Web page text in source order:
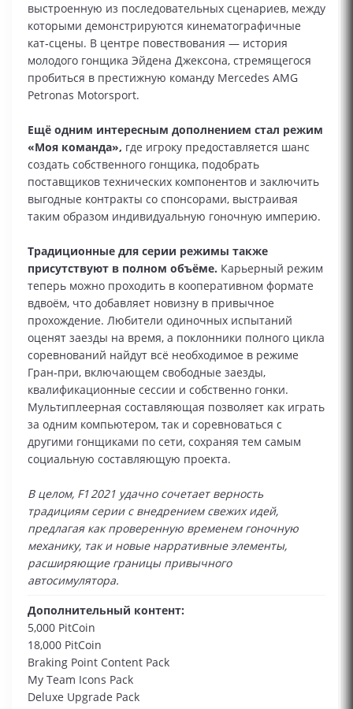
выстроенную из последовательных сценариев, между
которыми демонстрируются кинематографичные
кат‑сцены. В центре повествования — история
молодого гонщика Эйдена Джексона, стремящегося
пробиться в престижную команду Mercedes AMG
Petronas Motorsport.
Ещё одним интересным дополнением стал режим
«Моя команда», где игроку предоставляется шанс
создать собственного гонщика, подобрать
поставщиков технических компонентов и заключить
выгодные контракты со спонсорами, выстраивая
таким образом индивидуальную гоночную империю.
Традиционные для серии режимы также
присутствуют в полном объёме. Карьерный режим
теперь можно проходить в кооперативном формате
вдвоём, что добавляет новизну в привычное
прохождение. Любители одиночных испытаний
оценят заезды на время, а поклонники полного цикла
соревнований найдут всё необходимое в режиме
Гран‑при, включающем свободные заезды,
квалификационные сессии и собственно гонки.
Мультиплеерная составляющая позволяет как играть
за одним компьютером, так и соревноваться с
другими гонщиками по сети, сохраняя тем самым
социальную составляющую проекта.
В целом, F1 2021 удачно сочетает верность
традициям серии с внедрением свежих идей,
предлагая как проверенную временем гоночную
механику, так и новые нарративные элементы,
расширяющие границы привычного
автосимулятора.
Дополнительный контент:
5,000 PitCoin
18,000 PitCoin
Braking Point Content Pack
My Team Icons Pack
Deluxe Upgrade Pack